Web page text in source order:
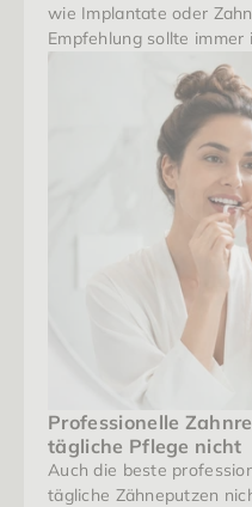
wie Implantate oder
Empfehlung sollte immer
Professionelle
tägliche Pflege nicht
Auch die beste
tägliche Zähneputzen